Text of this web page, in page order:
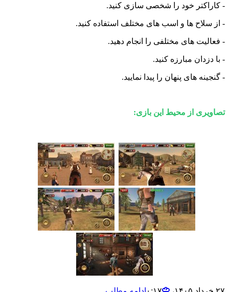
خود را شخصی سازی کنید.
ها و اسب های مختلف استفاده کنید.
های مختلفی را انجام دهید.
مبارزه کنید.
های پنهان را پیدا نمایید.
از محیط این بازی: